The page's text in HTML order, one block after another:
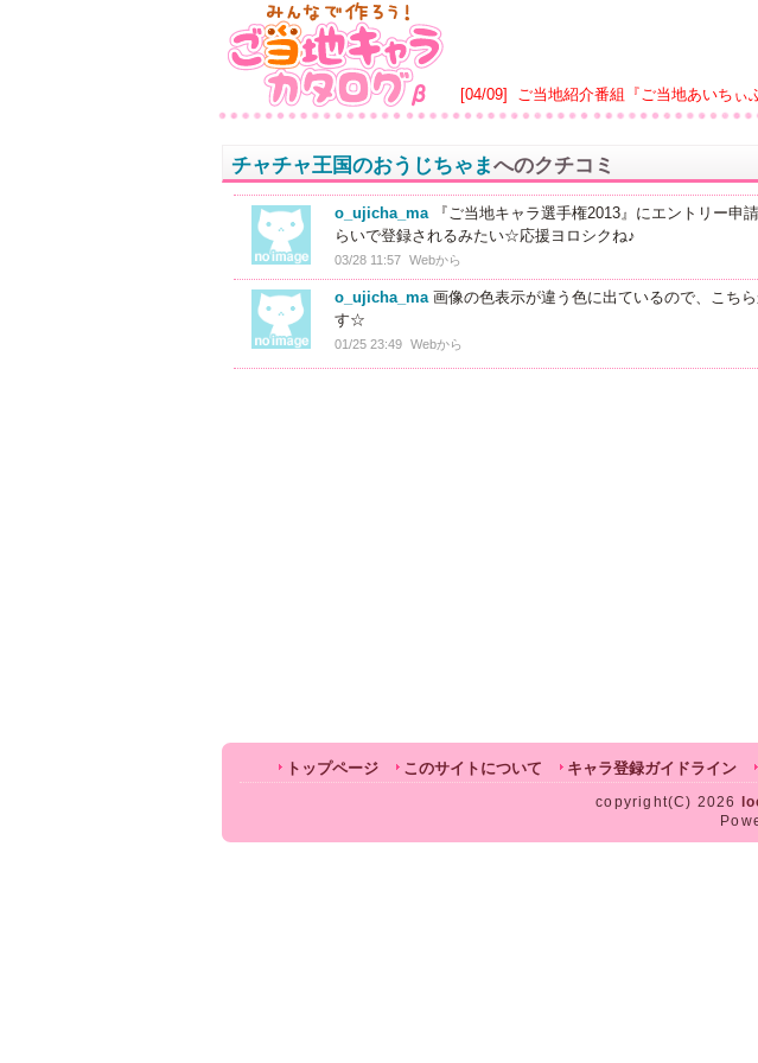
[04/09] ご当地紹介番組『ご当地あいちぃ
チャチャ王国のおうじちゃまへのクチコミ
o_ujicha_ma『ご当地キャラ選手権2013』にエントリー申
らいで登録されるみたい☆応援ヨロシクね♪
03/28 11:57 Webから
o_ujicha_ma画像の色表示が違う色に出ているので、こち
す☆
01/25 23:49 Webから
トップページ このサイトについて キャラ登録ガイドライン
copyright(C) 2026